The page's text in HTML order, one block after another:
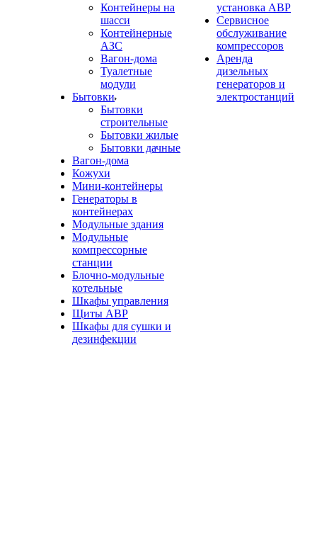
Контейнеры на
шасси
Контейнерные
АЗС
Вагон-дома
Туалетные
модули
Бытовки
Бытовки
строительные
Бытовки жилые
Бытовки дачные
Вагон-дома
Кожухи
Мини-контейнеры
Генераторы в
контейнерах
Модульные здания
Модульные
компрессорные
станции
Блочно-модульные
котельные
Шкафы управления
Щиты АВР
Шкафы для сушки и
дезинфекции
установка АВР
Сервисное
обслуживание
компрессоров
Аренда
дизельных
генераторов и
электростанций